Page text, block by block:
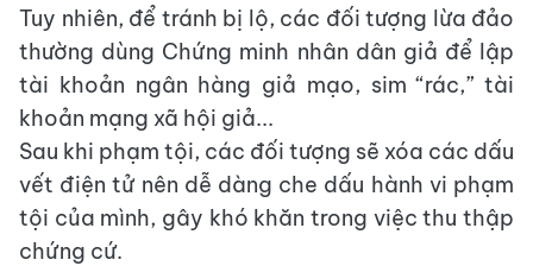
Tuy nhiên, để tránh bị lộ, các đối tượng lừa đảo
thường dùng Chứng minh nhân dân giả để lập
tài khoản ngân hàng giả mạo, sim “rác,” tài
khoản mạng xã hội giả...
Sau khi phạm tội, các đối tượng sẽ xóa các dấu
vết điện tử nên dễ dàng che dấu hành vi phạm
tội của mình, gây khó khăn trong việc thu thập
chứng cứ.